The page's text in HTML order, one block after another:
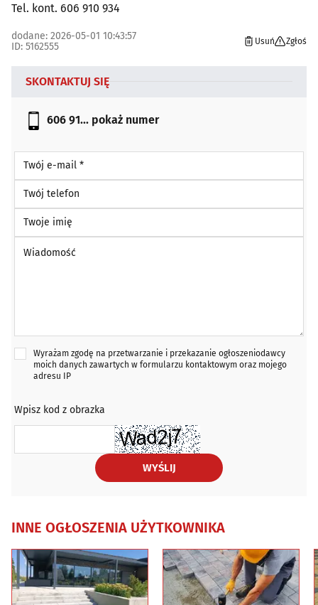
Tel. kont. 606 910 934
dodane: 2026-05-01 10:43:57
ID: 5162555
Usuń Zgłoś
SKONTAKTUJ SIĘ
606 91... pokaż numer
Twój e-mail *
Twój telefon
Twoje imię
Wyrażam zgodę na przetwarzanie i przekazanie ogłoszeniodawcy
moich danych zawartych w formularzu kontaktowym oraz mojego
adresu IP
Wpisz kod z obrazka
WYŚLIJ
INNE OGŁOSZENIA UŻYTKOWNIKA